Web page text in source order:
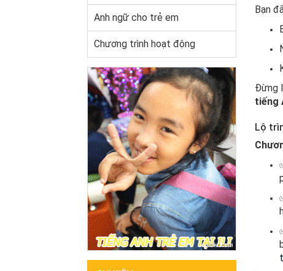
Anh ngữ cho trẻ em
Chương trình hoạt động
Bạn
Đừng
tiếng
Lộ